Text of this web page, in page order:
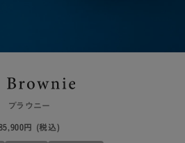
ブラウニー
円 (税込)